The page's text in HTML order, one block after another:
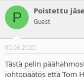
c
i
s
P Poistettu
Guest
05.06.2025
Tästä pelin
johtopäätös että Tom